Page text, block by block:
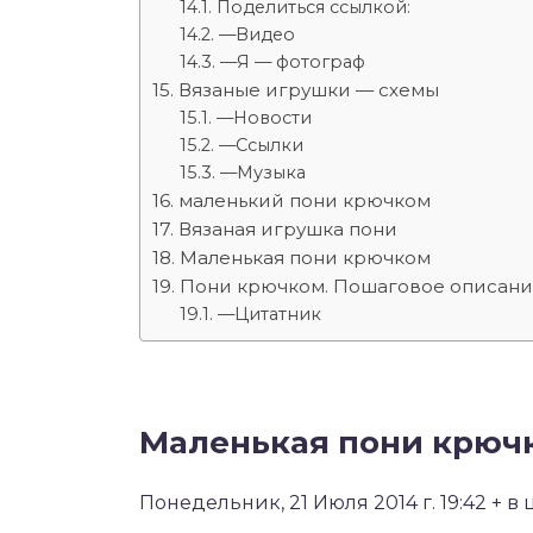
Поделиться ссылкой:
—Видео
—Я — фотограф
Вязаные игрушки — схемы
—Новости
—Ссылки
—Музыка
маленький пони крючком
Вязаная игрушка пони
Маленькая пони крючком
Пони крючком. Пошаговое
—Цитатник
Маленькая пони
Понедельник, 21 Июля 2014 г. 19:42 + в